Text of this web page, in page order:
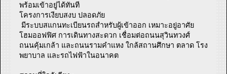
พร้อมเข้าอยู่ได้ทันที
โครงการเงียบสงบ ปลอดภัย
มีระบบสแกนทะเบียนรถสำหรับผู้เข้าออก เหมาะอยู่อาศัย
โฮมออฟฟิศ การเดินทางสะดวก เชื่อมต่อถนนสุวินทวงศ์
ถนนคุ้มเกล้า และถนนรามคำแหง ใกล้สถานศึกษา ตลาด โรง
พยาบาล และรถไฟฟ้าในอนาคต